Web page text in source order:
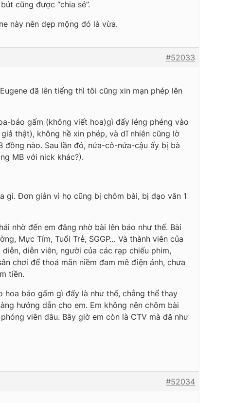
cũng được “chia sẻ”.
này nên dẹp mộng đó là vừa.
#52033
đã lên tiếng thì tôi cũng xin mạn phép lên
báo gấm (không viết hoa)gì đấy léng phéng vào
thật), không hề xin phép, và dĩ nhiên cũng lờ
nào. Sau lần đó, nửa-cô-nửa-cậu ấy bị bà
MB với nick khác?).
gì. Đơn giản vì họ cũng bị chôm bài, bị đạo văn 1
nhờ đến em đăng nhờ bài lên báo như thế. Bài
Mực Tím, Tuổi Trẻ, SGGP… Và thành viên của
diễn viên, người của các rạp chiếu phim,
chơi để thoả mãn niềm đam mê điện ảnh, chưa
tiền.
báo gấm gì đấy là như thế, chẳng thể thay
hướng dẫn cho em. Em không nên chôm bài
viên đâu. Bây giờ em còn là CTV mà đã như
#52034